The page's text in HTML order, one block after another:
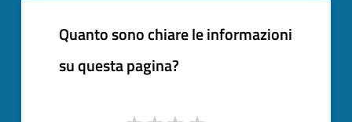
Quanto sono chiare le informazioni
su questa pagina?